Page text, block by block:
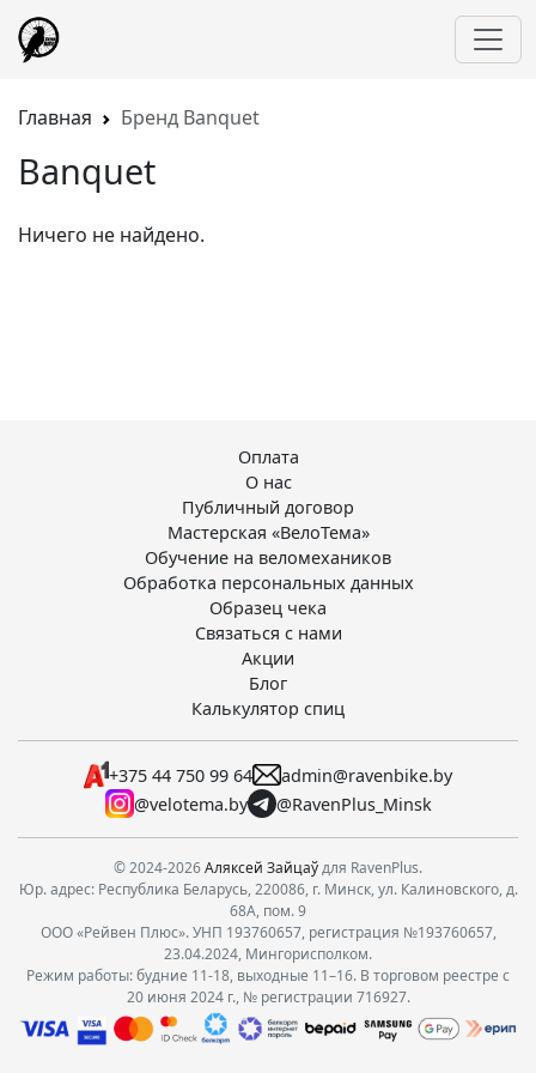
Главная Бренд Banquet
Banquet
Ничего не найдено.
Оплата
О нас
Публичный договор
Мастерская «ВелоТема»
Обучение на веломехаников
Обработка персональных данных
Образец чека
Связаться с нами
Акции
Блог
Калькулятор спиц
+375 44 750 99 64
admin@ravenbike.by
@velotema.by
@RavenPlus_Minsk
© 2024-2026Аляксей Зайцаўдля RavenPlus.
Юр. адрес: Республика Беларусь, 220086, г. Минск, ул. Калиновского, д.
68А, пом. 9
ООО «Рейвен Плюс». УНП 193760657, регистрация №193760657,
23.04.2024, Мингорисполком.
Режим работы: будние 11-18, выходные 11–16. В торговом реестре с
20 июня 2024 г., № регистрации 716927.